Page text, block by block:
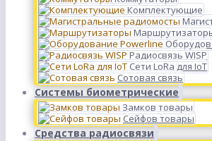
Комплектующие
Радиосвязь WISP
Сети LoRa для IoT
Сотовая связь
Системы биометрические
Замков товары
Сейфов товары
Средства радиосвязи